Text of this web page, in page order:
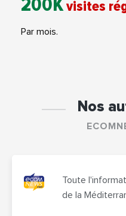
200Kvisites
Par mois.
Nos
Toute
de la